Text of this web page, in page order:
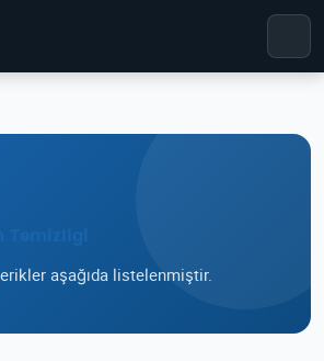
aşağıda listelenmiştir.